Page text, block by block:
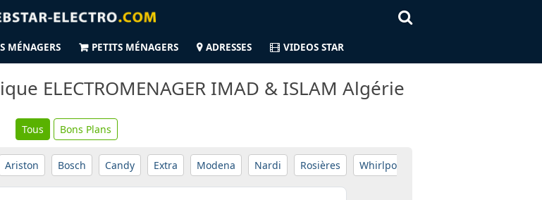
MÉNAGERS PETITS MÉNAGERS ADRESSES VIDEOS STAR
ELECTROMENAGER IMAD & ISLAM Algérie
Tous Bons Plans
Ariston Bosch Candy Extra Modena Nardi Rosières Whirlpool